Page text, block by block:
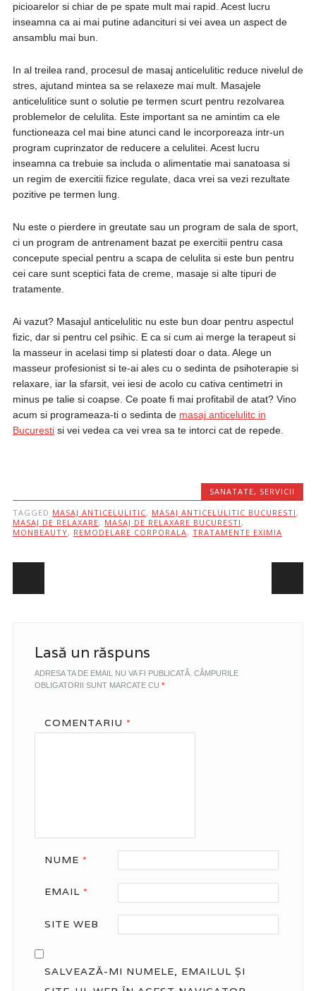
picioarelor si chiar de pe spate mult mai rapid. Acest lucru
inseamna ca ai mai putine adancituri si vei avea un aspect de
ansamblu mai bun.
In al treilea rand, procesul de masaj anticelulitic reduce nivelul de
stres, ajutand mintea sa se relaxeze mai mult. Masajele
anticelulitice sunt o solutie pe termen scurt pentru rezolvarea
problemelor de celulita. Este important sa ne amintim ca ele
functioneaza cel mai bine atunci cand le incorporeaza intr-un
program cuprinzator de reducere a celulitei. Acest lucru
inseamna ca trebuie sa includa o alimentatie mai sanatoasa si
un regim de exercitii fizice regulate, daca vrei sa vezi rezultate
pozitive pe termen lung.
Nu este o pierdere in greutate sau un program de sala de sport,
ci un program de antrenament bazat pe exercitii pentru casa
concepute special pentru a scapa de celulita si este bun pentru
cei care sunt sceptici fata de creme, masaje si alte tipuri de
tratamente.
Ai vazut? Masajul anticelulitic nu este bun doar pentru aspectul
fizic, dar si pentru cel psihic. E ca si cum ai merge la terapeut si
la masseur in acelasi timp si platesti doar o data. Alege un
masseur profesionist si te-ai ales cu o sedinta de psihoterapie si
relaxare, iar la sfarsit, vei iesi de acolo cu cativa centimetri in
minus pe talie si coapse. Ce poate fi mai profitabil de atat? Vino
acum si programeaza-ti o sedinta de masaj anticelulitc in
Bucurestisi vei vedea ca vei vrea sa te intorci cat de repede.
SANATATE, SERVICII
TAGGED MASAJ ANTICELULITIC, MASAJ ANTICELULITIC BUCURESTI ,
MASAJ DE RELAXARE, MASAJ DE RELAXARE BUCURESTI ,
MONBEAUTY, REMODELARE CORPORALA, TRATAMENTE EXIMIA
Lasă un răspuns
ADRESA TA DE EMAIL NU VA FI PUBLICATĂ. CÂMPURILE
OBLIGATORII SUNT MARCATE CU *
COMENTARIU *
NUME *
EMAIL *
SITE WEB
SALVEAZĂ-MI NUMELE, EMAILUL ȘI